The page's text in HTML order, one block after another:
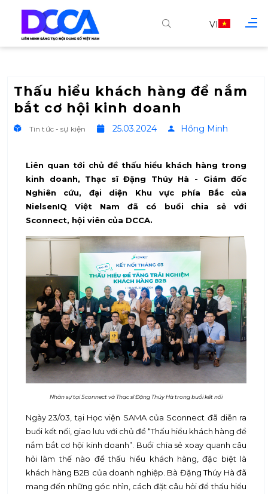
VI
Thấu hiểu khách hàng để nắm
bắt cơ hội kinh doanh
Tin tức - sự kiện 25.03.2024 Hồng Minh
Liên quan tới chủ đề thấu hiểu khách hàng trong
kinh doanh, Thạc sĩ Đặng Thúy Hà - Giám đốc
Nghiên cứu, đại diện Khu vực phía Bắc của
NielsenIQ Việt Nam đã có buổi chia sẻ với
Sconnect, hội viên của DCCA.
Nhân sự tại Sconnect và Thạc sĩ Đặng Thúy Hà trong buổi kết nối
Ngày 23/03, tại Học viện SAMA của Sconnect đã diễn ra
buổi kết nối, giao lưu với chủ đề “Thấu hiểu khách hàng để
nắm bắt cơ hội kinh doanh”. Buổi chia sẻ xoay quanh câu
hỏi làm thế nào để thấu hiểu khách hàng, đặc biệt là
khách hàng B2B của doanh nghiệp. Bà Đặng Thúy Hà đã
mang đến những góc nhìn, cách đặt câu hỏi để thấu hiểu